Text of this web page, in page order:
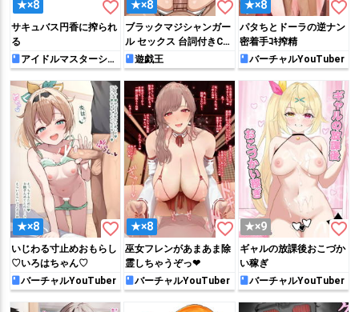
★×8 favorite_border
サキュバス円香に搾られ
る
アイドルマスターシャ
イニーカラーズ
★×8 favorite_border
ブラックマジシャンガー
ル セックス 台詞付きCG
集遊戯王
★×8 favorite_border
パタちとドーラの逆ナン
密着手ｺｷ搾精
バーチャルYouTuber
★×8 favorite_border
いじわる寸止めおもらし
♡いろはちゃん♡
バーチャルYouTuber
★×8 favorite_border
巫女フレンがあまあま除
霊しちゃうぞっ❤
バーチャルYouTuber
★×9 favorite_border
ギャルの放課後おこづか
い稼ぎ
バーチャルYouTuber